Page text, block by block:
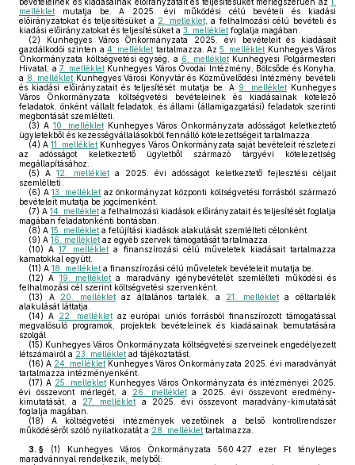
melléklet mutatja be. A 2025. évi működési célú bevételi és kiadási
előirányzatokat és teljesítésüket a 2. melléklet, a felhalmozási célú bevételi és
kiadási előirányzatokat és teljesítésüket a 3. melléklet foglalja magában.
(2) Kunhegyes Város Önkormányzata 2025. évi bevételeit és kiadásait
gazdálkodói szinten a 4. melléklet tartalmazza. Az5. melléklet Kunhegyes Város
Önkormányzata költségvetési egység, a 6. mellékletKunhegyesi Polgármesteri
Hivatal, a 7. mellékletKunhegyes Város Óvodai Intézmény, Bölcsőde és Konyha,
a 8. melléklet Kunhegyes Városi Könyvtár és Közművelődési Intézmény bevételi
és kiadási előirányzatait és teljesítését mutatja be. A 9. mellékletKunhegyes
Város Önkormányzata költségvetési bevételeinek és kiadásainak kötelező
feladatok, önként vállalt feladatok, és állami (államigazgatási) feladatok szerinti
megbontását szemlélteti.
(3) A 10. mellékletKunhegyes Város Önkormányzata adósságot keletkeztető
ügyletekből és kezességvállalásokból fennálló kötelezettségeit tartalmazza.
(4) A11. melléklet Kunhegyes Város Önkormányzata saját bevételeit részletezi
az adósságot keletkeztető ügyletből származó tárgyévi kötelezettség
megállapításához.
(5) A12. mellékleta 2025. évi adósságot keletkeztető fejlesztési céljait
szemlélteti.
(6) A13. melléklet az önkormányzat központi költségvetési forrásból származó
bevételeit mutatja be jogcímenként.
(7) A 14. melléklet a felhalmozási kiadások előirányzatait és teljesítését foglalja
magában feladatonkénti bontásban.
(8) A 15. melléklet a felújítási kiadások alakulását szemlélteti célonként.
(9) A 16. melléklet az egyéb szervek támogatását tartalmazza.
(10) A17. melléklet a finanszírozási célú műveletek kiadásait tartalmazza
kamatokkal együtt.
(11) A 18. melléklet a finanszírozási célú műveletek bevételeit mutatja be.
(12) A 19. melléklet a maradvány igénybevételét szemlélteti működési és
felhalmozási cél szerint költségvetési szervenként.
(13) A 20. mellékletaz általános tartalék, a 21. mellékleta céltartalék
alakulását láttatja.
(14) A 22. mellékletaz európai uniós forrásból finanszírozott támogatással
megvalósuló programok, projektek bevételeinek és kiadásainak bemutatására
szolgál.
(15) Kunhegyes Város Önkormányzata költségvetési szerveinek engedélyezett
létszámairól a 23. melléklet ad tájékoztatást.
(16) A 24. melléklet Kunhegyes Város Önkormányzata 2025. évi maradványát
tartalmazza intézményenként.
(17) A 25. melléklet Kunhegyes Város Önkormányzata és intézményei 2025.
évi összevont mérlegét, a
26. mellékleta 2025. évi összevont eredmény-
kimutatását, a 27. melléklet a 2025. évi összevont maradvány-kimutatását
foglalja magában.
(18) A költségvetési intézmények vezetőinek a belső kontrollrendszer
működéséről szóló nyilatkozatát a 28. melléklet tartalmazza.
3. § (1) Kunhegyes Város Önkormányzata 560.427 ezer Ft tényleges
maradvánnyal rendelkezik, melyből: